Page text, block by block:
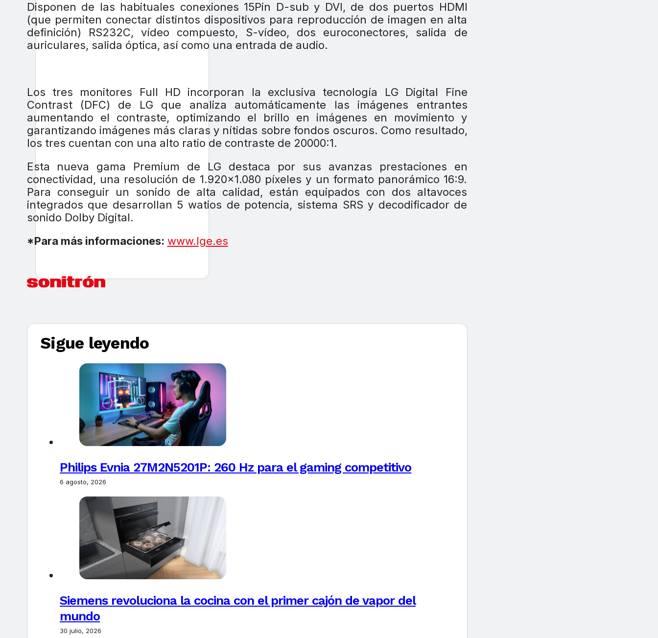
Disponen de las habituales conexiones 15Pin D-sub y DVI, de dos puertos HDMI
(que permiten conectar distintos dispositivos para reproducción de imagen en alta
definición) RS232C, vídeo compuesto, S-vídeo, dos euroconectores, salida de
auriculares, salida óptica, así como una entrada de audio.
Los tres monitores Full HD incorporan la exclusiva tecnología LG Digital Fine
Contrast (DFC) de LG que analiza automáticamente las imágenes entrantes
aumentando el contraste, optimizando el brillo en imágenes en movimiento y
garantizando imágenes más claras y nítidas sobre fondos oscuros. Como resultado,
los tres cuentan con una alto ratio de contraste de 20000:1.
Esta nueva gama Premium de LG destaca por sus avanzas prestaciones en
conectividad, una resolución de 1.920×1.080 píxeles y un formato panorámico 16:9.
Para conseguir un sonido de alta calidad, están equipados con dos altavoces
integrados que desarrollan 5 watios de potencia, sistema SRS y decodificador de
sonido Dolby Digital.
*Para más informaciones: www.lge.es
Sigue leyendo
Philips Evnia 27M2N5201P: 260 Hz para el gaming competitivo
6 agosto, 2026
Siemens revoluciona la cocina con el primer cajón de vapor del
mundo
30 julio, 2026